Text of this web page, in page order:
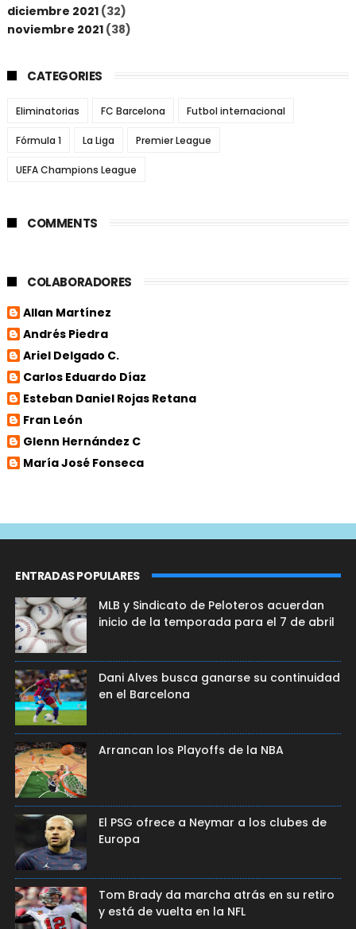
diciembre 2021(32)
noviembre 2021(38)
CATEGORIES
Eliminatorias FC Barcelona Futbol internacional
Fórmula 1 La Liga Premier League
UEFA Champions League
COMMENTS
COLABORADORES
Allan Martínez
Andrés Piedra
Ariel Delgado C.
Carlos Eduardo Díaz
Esteban Daniel Rojas Retana
Fran León
Glenn Hernández C
María José Fonseca
ENTRADAS POPULARES
MLB y Sindicato de Peloteros acuerdan
inicio de la temporada para el 7 de abril
Dani Alves busca ganarse su continuidad
en el Barcelona
Arrancan los Playoffs de la NBA
El PSG ofrece a Neymar a los clubes de
Europa
Tom Brady da marcha atrás en su retiro
y está de vuelta en la NFL